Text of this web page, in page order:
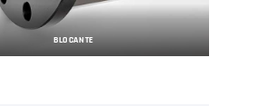
BLOCANTE